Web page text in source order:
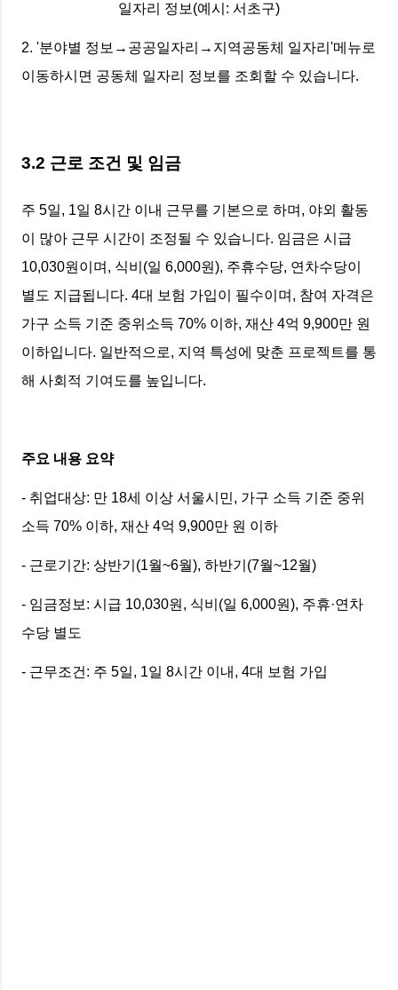
일자리 정보(예시: 서초구)
2. '분야별 정보→공공일자리→지역공동체 일자리'메뉴로
이동하시면 공동체 일자리 정보를 조회할 수 있습니다.
3.2 근로 조건 및 임금
주 5일, 1일 8시간 이내 근무를 기본으로 하며, 야외 활동
이 많아 근무 시간이 조정될 수 있습니다. 임금은 시급
10,030원이며, 식비(일 6,000원), 주휴수당, 연차수당이
별도 지급됩니다. 4대 보험 가입이 필수이며, 참여 자격은
가구 소득 기준 중위소득 70% 이하, 재산 4억 9,900만 원
이하입니다. 일반적으로, 지역 특성에 맞춘 프로젝트를 통
해 사회적 기여도를 높입니다.
주요 내용 요약
- 취업대상: 만 18세 이상 서울시민, 가구 소득 기준 중위
소득 70% 이하, 재산 4억 9,900만 원 이하
- 근로기간: 상반기(1월~6월), 하반기(7월~12월)
- 임금정보: 시급 10,030원, 식비(일 6,000원), 주휴·연차
수당 별도
- 근무조건: 주 5일, 1일 8시간 이내, 4대 보험 가입